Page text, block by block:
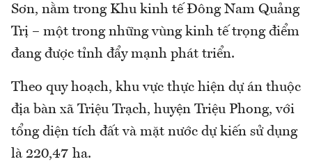
Sơn, nằm trong Khu kinh tế Đông Nam Quảng
Trị – một trong những vùng kinh tế trọng điểm
đang được tỉnh đẩy mạnh phát triển.
Theo quy hoạch, khu vực thực hiện dự án thuộc
địa bàn xã Triệu Trạch, huyện Triệu Phong, với
tổng diện tích đất và mặt nước dự kiến sử dụng
là 220,47 ha.